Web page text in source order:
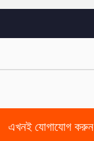
এখনই যোগাযোগ করুন